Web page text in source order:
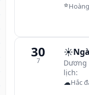
⭐
30
7
☀️
Dương
lịch:
☁Hắc